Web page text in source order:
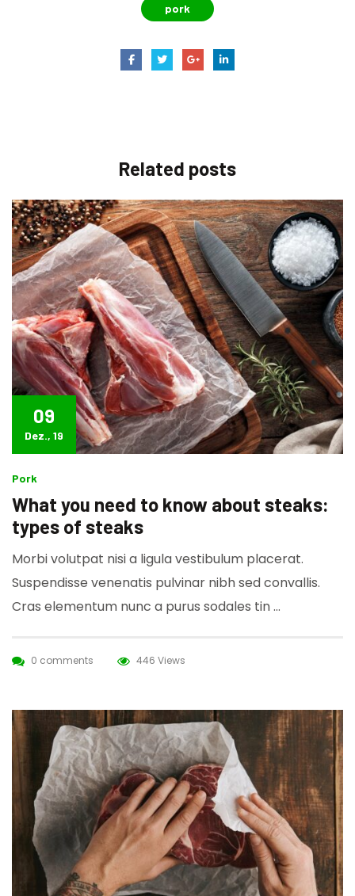
pork
Related posts
09
Dez., 19
Pork
What you need to know about steaks:
types of steaks
Morbi volutpat nisi a ligula vestibulum placerat.
Suspendisse venenatis pulvinar nibh sed convallis.
Cras elementum nunc a purus sodales tin …
0 comments 446 Views